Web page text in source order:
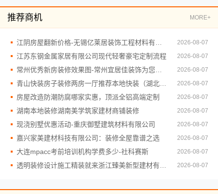
推荐商机 MORE+
2026-08-07
江苏东钢金属家居有限公司现代轻奢豪宅定制流程 2026-08-07
2026-08-07
2026-08-07
房屋改造防潮防腐哪家实惠，顶派全铝高端定制 2026-08-07
湖南本地装修湖南美学筑家建材商铺装修 2026-08-07
现浇别墅优惠活动-重庆御墅建筑材料有限公司 2026-08-07
嘉兴家美建材科技有限公司：装修全屋靠谱之选 2026-08-07
大连mpacc考前培训机构学费多少-社科赛斯 2026-08-07
2026-08-07